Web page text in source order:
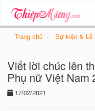
Trang chủ Sự kiện & Lễ
Viết lời chúc lên
Phụ nữ Việt Nam
17/02/2021